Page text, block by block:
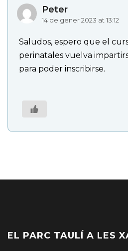
Peter
14 de gener 2023 at 13:12
Saludos, espero que el
perinatales vuelva
para poder inscribirse.
EL PARC TAULÍ A LES